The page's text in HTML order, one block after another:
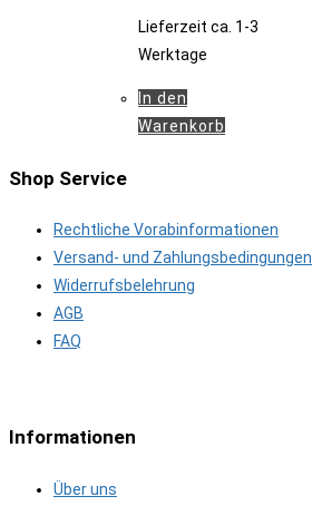
Lieferzeit ca. 1-3
Werktage
In den
Warenkorb
Shop Service
Rechtliche Vorabinformationen
Versand- und Zahlungsbedingungen
Widerrufsbelehrung
AGB
FAQ
Informationen
Über uns